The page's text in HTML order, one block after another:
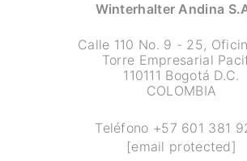
Winterhalter Andina
Calle 110 No. 9 - 25,
Torre Empresarial
110111 Bogotá D.C.
COLOMBIA
Teléfono +57 601 381
[email protected]